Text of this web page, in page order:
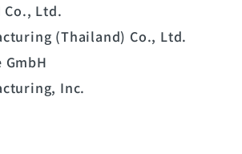
Co., Ltd.
(Thailand) Co., Ltd.
GmbH
Inc.